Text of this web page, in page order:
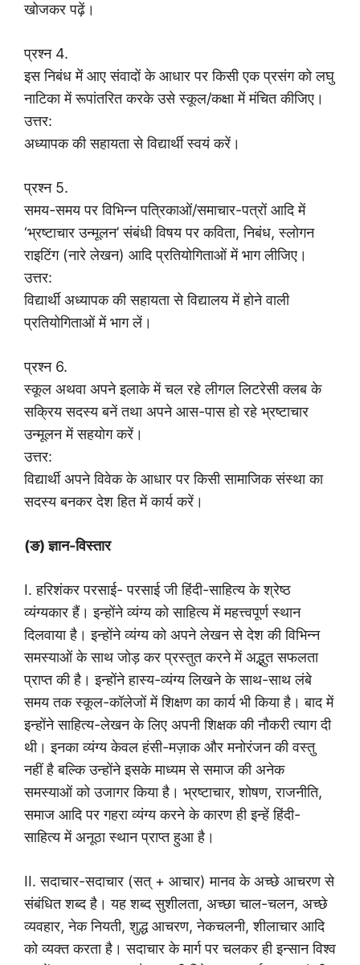
खोजकर पढ़ें।
प्रश्न 4.
इस निबंध में आए संवादों के आधार पर किसी एक प्रसंग को लघु
नाटिका में रूपांतरित करके उसे स्कूल/कक्षा में मंचित कीजिए।
उत्तर:
अध्यापक की सहायता से विद्यार्थी स्वयं करें।
प्रश्न 5.
समय-समय पर विभिन्न पत्रिकाओं/समाचार-पत्रों आदि में
‘भ्रष्टाचार उन्मूलन’ संबंधी विषय पर कविता, निबंध, स्लोगन
राइटिंग (नारे लेखन) आदि प्रतियोगिताओं में भाग लीजिए।
उत्तर:
विद्यार्थी अध्यापक की सहायता से विद्यालय में होने वाली
प्रतियोगिताओं में भाग लें।
प्रश्न 6.
स्कूल अथवा अपने इलाके में चल रहे लीगल लिटरेसी क्लब के
सक्रिय सदस्य बनें तथा अपने आस-पास हो रहे भ्रष्टाचार
उन्मूलन में सहयोग करें।
उत्तर:
विद्यार्थी अपने विवेक के आधार पर किसी सामाजिक संस्था का
सदस्य बनकर देश हित में कार्य करें।
(ङ) ज्ञान-विस्तार
I. हरिशंकर परसाई- परसाई जी हिंदी-साहित्य के श्रेष्ठ
व्यंग्यकार हैं। इन्होंने व्यंग्य को साहित्य में महत्त्वपूर्ण स्थान
दिलवाया है। इन्होंने व्यंग्य को अपने लेखन से देश की विभिन्न
समस्याओं के साथ जोड़ कर प्रस्तुत करने में अद्भुत सफलता
प्राप्त की है। इन्होंने हास्य-व्यंग्य लिखने के साथ-साथ लंबे
समय तक स्कूल-कॉलेजों में शिक्षण का कार्य भी किया है। बाद में
इन्होंने साहित्य-लेखन के लिए अपनी शिक्षक की नौकरी त्याग दी
थी। इनका व्यंग्य केवल हंसी-मज़ाक और मनोरंजन की वस्तु
नहीं है बल्कि उन्होंने इसके माध्यम से समाज की अनेक
समस्याओं को उजागर किया है। भ्रष्टाचार, शोषण, राजनीति,
समाज आदि पर गहरा व्यंग्य करने के कारण ही इन्हें हिंदी-
साहित्य में अनूठा स्थान प्राप्त हुआ है।
II. सदाचार-सदाचार (सत् + आचार) मानव के अच्छे आचरण से
संबंधित शब्द है। यह शब्द सुशीलता, अच्छा चाल-चलन, अच्छे
व्यवहार, नेक नियती, शुद्ध आचरण, नेकचलनी, शीलाचार आदि
को व्यक्त करता है। सदाचार के मार्ग पर चलकर ही इन्सान विश्व